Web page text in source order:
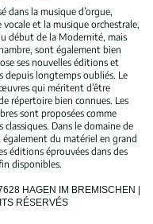
dans la musique d’orgue,
vocale et la musique orchestrale,
début de la Modernité, mais
sont également bien
ses nouvelles éditions et
depuis longtemps oubliés. Le
qui méritent d’être
répertoire bien connues. Les
sont proposées comme
Dans le domaine de
du matériel en grand
éditions éprouvées dans des
disponibles.
HAGEN IM BREMISCHEN |
RÉSERVÉS